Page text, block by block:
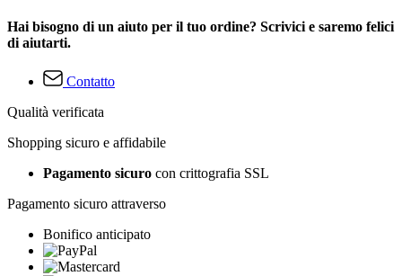
Hai bisogno di un aiuto per il tuo ordine? Scrivici e saremo felici
di aiutarti.
Contatto
Qualità verificata
Shopping sicuro e affidabile
Pagamento sicuro con crittografia SSL
Pagamento sicuro attraverso
Bonifico anticipato